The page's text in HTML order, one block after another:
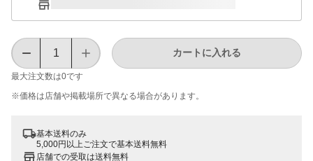
最大注文数は0です
カートに入れる
※価格は​店舗や​掲載場所で​異なる​場合が​あります。
基本送料のみ
5,000円以上ご注文で基本送料無料
店舗での受取は送料無料